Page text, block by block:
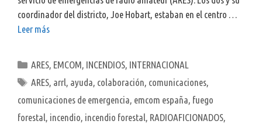
coordinador del districto, Joe Hobart, estaban en el centro …
Leer más
Categorías
ARES, EMCOM, INCENDIOS, INTERNACIONAL
Etiquetas
ARES, arrl, ayuda, colaboración, comunicaciones,
comunicaciones de emergencia, emcom españa, fuego
forestal, incendio, incendio forestal, RADIOAFICIONADOS,